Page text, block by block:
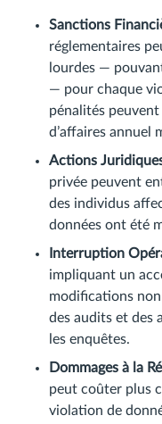
Sanctions
réglementaires
lourdes —
— pour chaque
pénalités
d’affaires annuel
Actions
privée peuvent
des individus
données ont été
Interruption
impliquant un
modifications
des audits et des
les enquêtes.
Dommages à la
peut coûter plus
violation de